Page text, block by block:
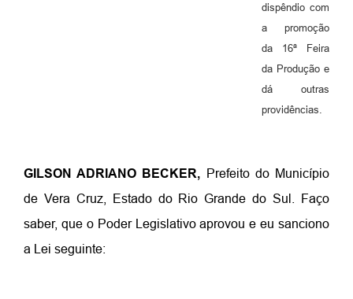
dispêndio com
a promoção
da 16ª Feira
da Produção e
dá outras
providências.
GILSON ADRIANO BECKER, Prefeito do Município
de Vera Cruz, Estado do Rio Grande do Sul. Faço
saber, que o Poder Legislativo aprovou e eu sanciono
a Lei seguinte: